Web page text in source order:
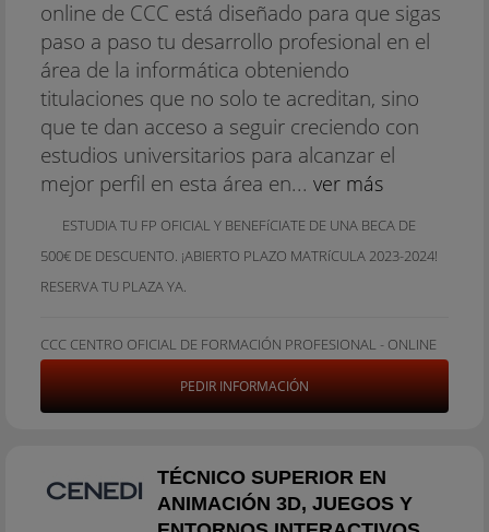
online de CCC está diseñado para que sigas
paso a paso tu desarrollo profesional en el
área de la informática obteniendo
titulaciones que no solo te acreditan, sino
que te dan acceso a seguir creciendo con
estudios universitarios para alcanzar el
mejor perfil en esta área en... ver más
ESTUDIA TU FP OFICIAL Y BENEFíCIATE DE UNA BECA DE
500€ DE DESCUENTO. ¡ABIERTO PLAZO MATRíCULA 2023-2024!
RESERVA TU PLAZA YA.
CCC CENTRO OFICIAL DE FORMACIÓN PROFESIONAL - ONLINE
PEDIR INFORMACIÓN
TÉCNICO SUPERIOR EN
ANIMACIÓN 3D, JUEGOS Y